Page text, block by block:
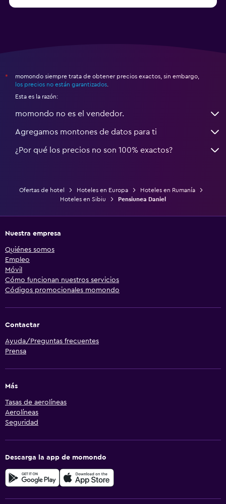
*
momondo siempre trata de obtener precios exactos, sin embargo,
los precios no están garantizados
Esta es la razón:
momondo no es el vendedor.
Agregamos montones de datos para ti
¿Por qué los precios no son 100% exactos?
Ofertas de hotel Hoteles en Europa
Hoteles en Rumanía
Hoteles en Sibiu
Pensiunea Daniel
Nuestra empresa
Quiénes somos
Empleo
Móvil
Cómo funcionan nuestros servicios
Códigos promocionales momondo
Contactar
Ayuda/Preguntas frecuentes
Prensa
Más
Tasas de aerolíneas
Aerolíneas
Seguridad
Descarga la app de momondo